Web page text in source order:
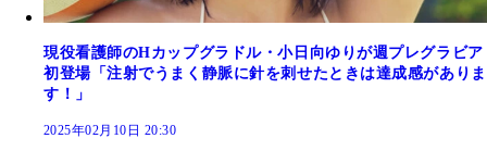
現役看護師のHカップグラドル・小日向ゆりが週プレグラビア
初登場「注射でうまく静脈に針を刺せたときは達成感がありま
す！」
2025年02月10日 20:30